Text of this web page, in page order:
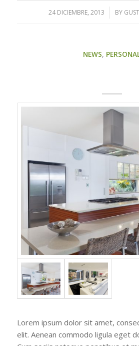
24 DICIEMBRE, 2013
/ BY
NEWS,
Lorem ipsum dolor sit amet,
elit. Aenean commodo ligula eget